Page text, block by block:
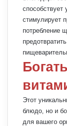
способствует
стимулирует
потребление
Этот
блюдо, но и
для вашего